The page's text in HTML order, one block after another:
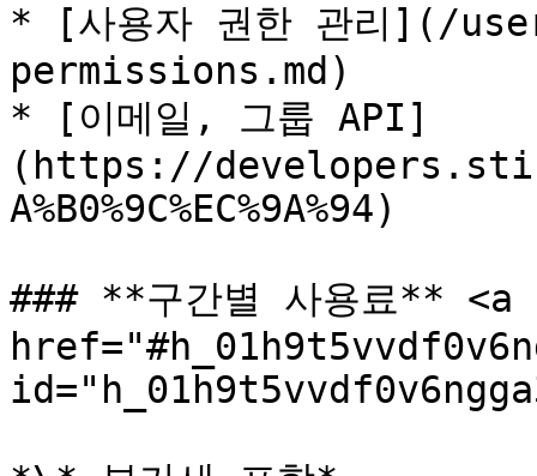
* [사용자 권한 관리](/
permissions.md)
* [이메일, 그룹 API]
(https://
A%B0%9C%EC%9A%94)
### **구간별 사용료** <a